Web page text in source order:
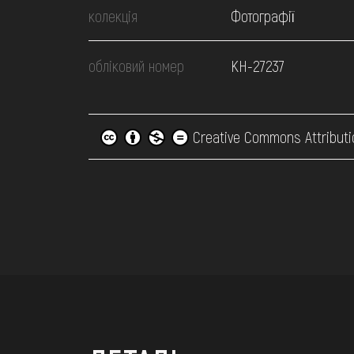
колекція Фотографії
обліковий номер КН-27237
Creative Commons